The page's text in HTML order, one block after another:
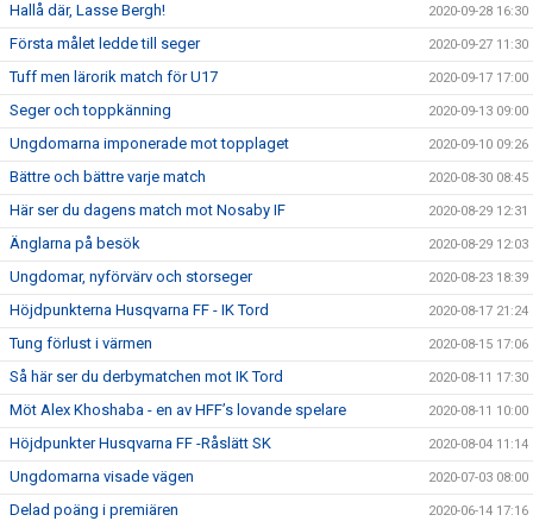
Hallå där, Lasse Bergh! 2020-09-28 16:30
Första målet ledde till seger 2020-09-27 11:30
Tuff men lärorik match för U17 2020-09-17 17:00
Seger och toppkänning 2020-09-13 09:00
Ungdomarna imponerade mot topplaget 2020-09-10 09:26
Bättre och bättre varje match 2020-08-30 08:45
Här ser du dagens match mot Nosaby IF 2020-08-29 12:31
Änglarna på besök 2020-08-29 12:03
Ungdomar, nyförvärv och storseger 2020-08-23 18:39
Höjdpunkterna Husqvarna FF - IK Tord 2020-08-17 21:24
Tung förlust i värmen 2020-08-15 17:06
Så här ser du derbymatchen mot IK Tord 2020-08-11 17:30
Möt Alex Khoshaba - en av HFF’s lovande spelare 2020-08-11 10:00
Höjdpunkter Husqvarna FF -Råslätt SK 2020-08-04 11:14
Ungdomarna visade vägen 2020-07-03 08:00
Delad poäng i premiären 2020-06-14 17:16